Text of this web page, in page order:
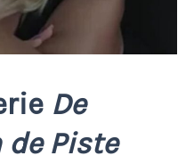
De
Piste